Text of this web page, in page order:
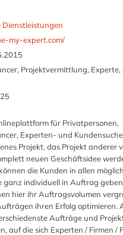
Dienstleistungen
my-expert.com/
Projektvermittlung, Experte,
für Privatpersonen,
Experten- und
Projekt, das Projekt anderer
neuen Geschäftsidee
die Kunden in allen
ganz individuell in Auftrag
hier ihr Auftragsvolumen
ihren Erfolg optimieren.
Aufträge und
auf die sich Experten / Firmen /